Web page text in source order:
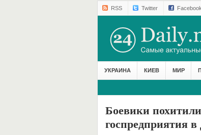
RSS Twitter Facebook
УКРАИНА КИЕВ МИР
​Боевики
госпредприятия